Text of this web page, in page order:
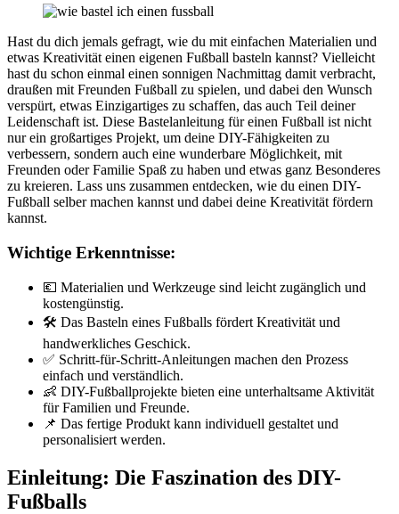
Hast du dich jemals gefragt, wie du mit einfachen Materialien und
etwas Kreativität einen eigenen Fußball basteln kannst? Vielleicht
hast du schon einmal einen sonnigen Nachmittag damit verbracht,
draußen mit Freunden Fußball zu spielen, und dabei den Wunsch
verspürt, etwas Einzigartiges zu schaffen, das auch Teil deiner
Leidenschaft ist. Diese Bastelanleitung für einen Fußball ist nicht
nur ein großartiges Projekt, um deine DIY-Fähigkeiten zu
verbessern, sondern auch eine wunderbare Möglichkeit, mit
Freunden oder Familie Spaß zu haben und etwas ganz Besonderes
zu kreieren. Lass uns zusammen entdecken, wie du einen DIY-
Fußball selber machen kannst und dabei deine Kreativität fördern
kannst.
Wichtige Erkenntnisse:
💶 Materialien und Werkzeuge sind leicht zugänglich und
kostengünstig.
🛠️ Das Basteln eines Fußballs fördert Kreativität und
handwerkliches Geschick.
✅ Schritt-für-Schritt-Anleitungen machen den Prozess
einfach und verständlich.
👶 DIY-Fußballprojekte bieten eine unterhaltsame Aktivität
für Familien und Freunde.
📌 Das fertige Produkt kann individuell gestaltet und
personalisiert werden.
Einleitung: Die Faszination des DIY-
Fußballs